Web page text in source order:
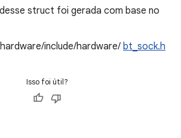
struct foi gerada com base no
include/hardware/ bt_sock.h
Isso foi útil?